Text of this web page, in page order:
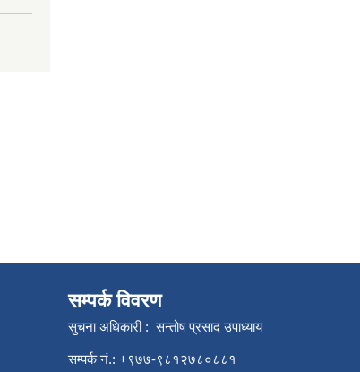
सम्पर्क विवरण
सुचना अधिकारी : सन्तोष प्रसाद उपाध्याय
सम्पर्क नं.: +९७७-९८१२७८०८८१